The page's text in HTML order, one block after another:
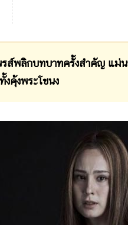
ส์พลิกบทบาทครั้งสำคัญ แม่
คุ้งพระโขนง